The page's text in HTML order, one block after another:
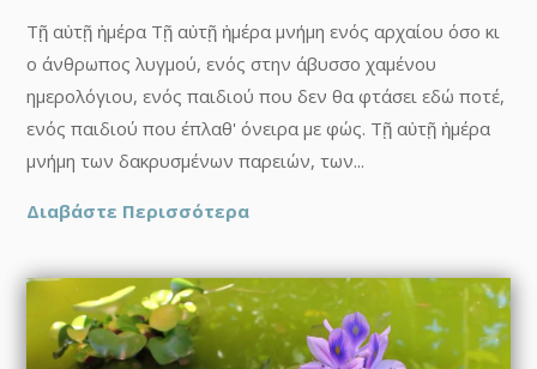
Τῇ αὐτῇ ἡμέρα Τῇ αὐτῇ ἡμέρα μνήμη ενός αρχαίου όσο κι
ο άνθρωπος λυγμού, ενός στην άβυσσο χαμένου
ημερολόγιου, ενός παιδιού που δεν θα φτάσει εδώ ποτέ,
ενός παιδιού που έπλαθ' όνειρα με φώς. Τῇ αὐτῇ ἡμέρα
μνήμη των δακρυσμένων παρειών, των...
Διαβάστε Περισσότερα